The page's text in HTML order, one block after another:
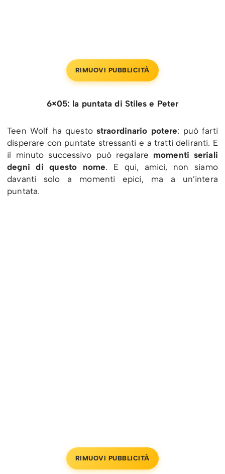
RIMUOVI PUBBLICITÀ
6×05: la puntata di Stiles e Peter
Teen Wolf ha questostraordinario potere: può farti
disperare con puntate stressanti e a tratti deliranti. E
il minuto successivo può regalare momenti seriali
degni di questo nome. E qui, amici, non siamo
davanti solo a momenti epici, ma a un’intera
puntata.
RIMUOVI PUBBLICITÀ